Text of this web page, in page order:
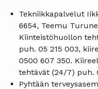
Tekniikkapalvelut
6654, Teemu
Kiinteistöhuollon
puh. 05 215 003,
0500 607 350.
tehtävät (24/7) puh.
Pyhtään